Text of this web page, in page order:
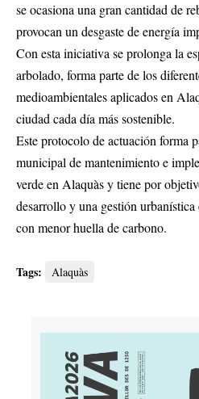
se ocasiona una gran cantidad de
provocan un desgaste de energía
Con esta iniciativa se prolonga la
arbolado, forma parte de los
medioambientales aplicados en
ciudad cada día más sostenible.
Este protocolo de actuación forma
municipal de mantenimiento e
verde en Alaquàs y tiene por
desarrollo y una gestión urbanística
con menor huella de carbono.
Tags: Alaquàs